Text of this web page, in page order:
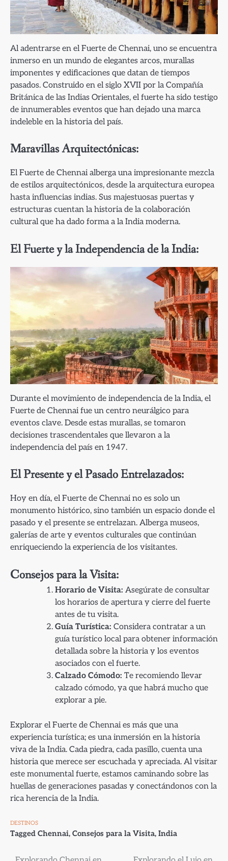
Al adentrarse en el Fuerte de Chennai, uno se encuentra
inmerso en un mundo de elegantes arcos, murallas
imponentes y edificaciones que datan de tiempos
pasados. Construido en el siglo XVII por la Compañía
Británica de las Indias Orientales, el fuerte ha sido testigo
de innumerables eventos que han dejado una marca
indeleble en la historia del país.
Maravillas Arquitectónicas:
El Fuerte de Chennai alberga una impresionante mezcla
de estilos arquitectónicos, desde la arquitectura europea
hasta influencias indias. Sus majestuosas puertas y
estructuras cuentan la historia de la colaboración
cultural que ha dado forma a la India moderna.
El Fuerte y la Independencia de la India:
Durante el movimiento de independencia de la India, el
Fuerte de Chennai fue un centro neurálgico para
eventos clave. Desde estas murallas, se tomaron
decisiones trascendentales que llevaron a la
independencia del país en 1947.
El Presente y el Pasado Entrelazados:
Hoy en día, el Fuerte de Chennai no es solo un
monumento histórico, sino también un espacio donde el
pasado y el presente se entrelazan. Alberga museos,
galerías de arte y eventos culturales que continúan
enriqueciendo la experiencia de los visitantes.
Consejos para la Visita:
Horario de Visita: Asegúrate de consultar
los horarios de apertura y cierre del fuerte
antes de tu visita.
Guía Turística: Considera contratar a un
guía turístico local para obtener información
detallada sobre la historia y los eventos
asociados con el fuerte.
Calzado Cómodo: Te recomiendo llevar
calzado cómodo, ya que habrá mucho que
explorar a pie.
Explorar el Fuerte de Chennai es más que una
experiencia turística; es una inmersión en la historia
viva de la India. Cada piedra, cada pasillo, cuenta una
historia que merece ser escuchada y apreciada. Al visitar
este monumental fuerte, estamos caminando sobre las
huellas de generaciones pasadas y conectándonos con la
rica herencia de la India.
DESTINOS
Tagged Chennai, Consejos para la Visita, India